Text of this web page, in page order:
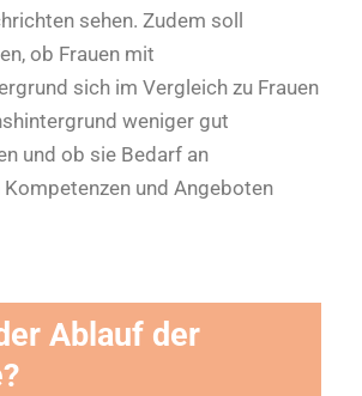
sehen. Zudem soll
ob Frauen mit
sich im Vergleich zu Frauen
weniger gut
und ob sie Bedarf an
und Angeboten
Ablauf der